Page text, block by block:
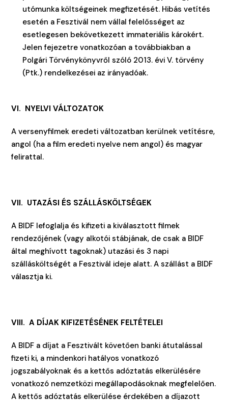
utómunka költségeinek megfizetését. Hibás vetítés
esetén a Fesztivál nem vállal felelősséget az
esetlegesen bekövetkezett immateriális károkért.
Jelen fejezetre vonatkozóan a továbbiakban a
Polgári Törvénykönyvről szóló 2013. évi V. törvény
(Ptk.) rendelkezései az irányadóak.
VI. NYELVI VÁLTOZATOK
A versenyfilmek eredeti változatban kerülnek vetítésre,
angol (ha a film eredeti nyelve nem angol) és magyar
felirattal.
VII. UTAZÁSI ÉS SZÁLLÁSKÖLTSÉGEK
A BIDF lefoglalja és kifizeti a kiválasztott filmek
rendezőjének (vagy alkotói stábjának, de csak a BIDF
által meghívott tagoknak) utazási és 3 napi
szállásköltségét a Fesztivál ideje alatt. A szállást a BIDF
választja ki.
VIII. A DÍJAK KIFIZETÉSÉNEK FELTÉTELEI
A BIDF a díjat a Fesztivált követően banki átutalással
fizeti ki, a mindenkori hatályos vonatkozó
jogszabályoknak és a kettős adóztatás elkerülésére
vonatkozó nemzetközi megállapodásoknak megfelelően.
A kettős adóztatás elkerülése érdekében a díjazott